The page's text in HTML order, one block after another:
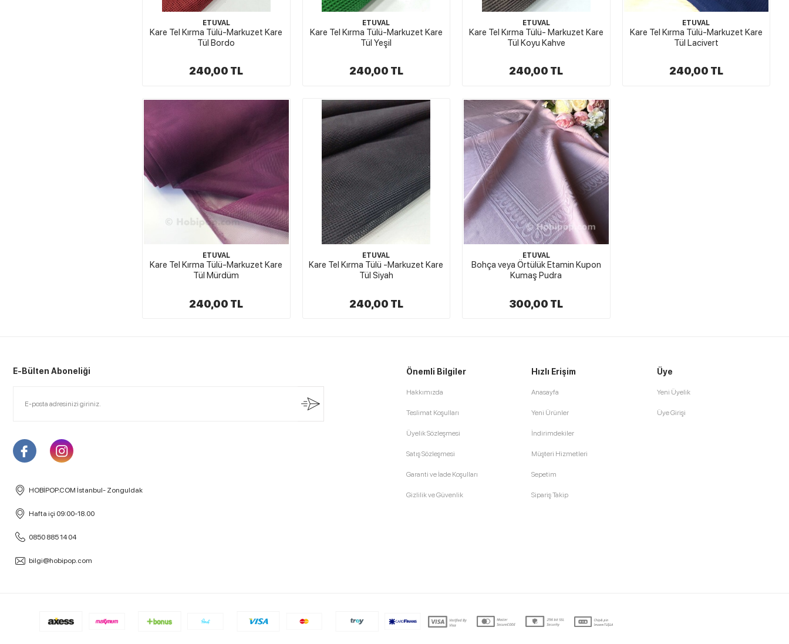
ETUVAL
Kare Tel Kırma Tülü-Markuzet Kare
Tül Bordo
240,00 TL
ETUVAL
Kare Tel Kırma Tülü-Markuzet Kare
Tül Yeşil
240,00 TL
ETUVAL
Kare Tel Kırma Tülü- Markuzet Kare
Tül Koyu Kahve
240,00 TL
ETUVAL
Kare Tel Kırma Tülü-Markuzet Kare
Tül Lacivert
240,00 TL
ETUVAL
Kare Tel Kırma Tülü-Markuzet Kare
Tül Mürdüm
240,00 TL
ETUVAL
Kare Tel Kırma Tülü -Markuzet Kare
Tül Siyah
240,00 TL
ETUVAL
Bohça veya Örtülük Etamin Kupon
Kumaş Pudra
300,00 TL
E-Bülten Aboneliği
HOBİPOP.COM İstanbul- Zonguldak
Hafta içi 09:00-18.00
0850 885 14 04
bilgi@hobipop.com
Önemli Bilgiler
Hakkımızda
Teslimat Koşulları
Üyelik Sözleşmesi
Satış Sözleşmesi
Garanti ve İade Koşulları
Gizlilik ve Güvenlik
Hızlı Erişim
Anasayfa
Yeni Ürünler
İndirimdekiler
Müşteri Hizmetleri
Sepetim
Sipariş Takip
Üye
Yeni Üyelik
Üye Girişi